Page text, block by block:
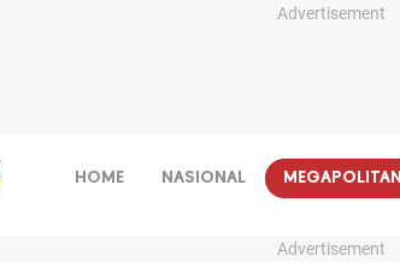
Advertisement
HOME NASIONAL MEGAPOLITAN
Advertisement